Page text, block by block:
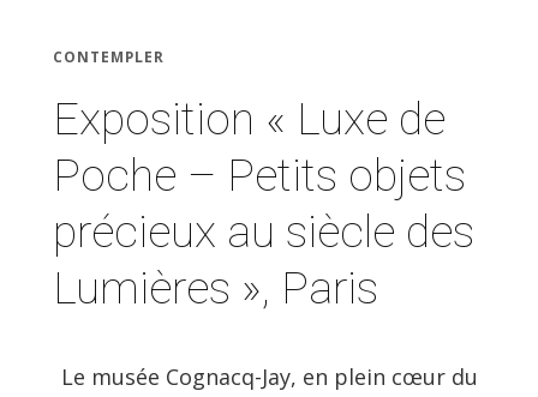
CONTEMPLER
Exposition « Luxe de
Poche – Petits objets
précieux au siècle des
Lumières », Paris
Le musée Cognacq-Jay, en plein cœur du